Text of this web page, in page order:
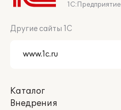
1С:Предприятие
Другие сайты 1С
Каталог
Внедрения